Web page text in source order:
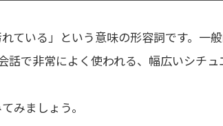
ている」という意味の形容詞です。一
話で非常によく使われる、幅広いシチュ
みましょう。